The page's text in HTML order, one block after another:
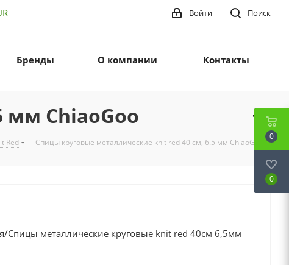
Поиск
Войти
Бренды О компании Контакты
мм ChiaoGoo
Red - Спицы круговые металлические knit red 40 см, 6.5 мм ChiaoGoo
Спицы металлические круговые knit red 40см 6,5мм
0
0